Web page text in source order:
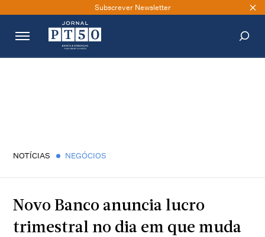
Subscrever Newsletter
NOTÍCIAS NEGÓCIOS
Novo Banco anuncia lucro
trimestral no dia em que muda